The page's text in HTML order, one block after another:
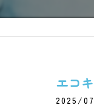
エコ
2025/